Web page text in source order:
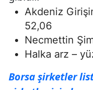
Akdeniz
52,06
Necmettin
Halka arz –
Borsa şirketler